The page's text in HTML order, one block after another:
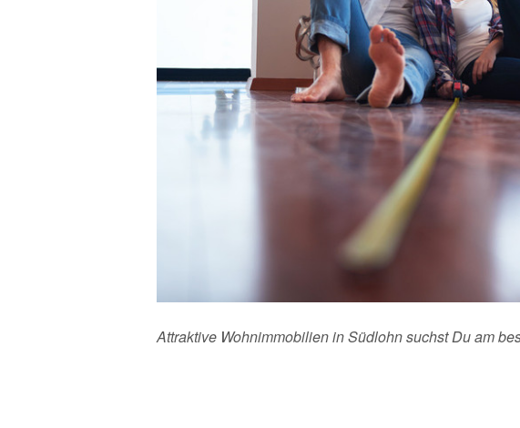
Attraktive Wohnimmobilien in Südlohn suchst Du am